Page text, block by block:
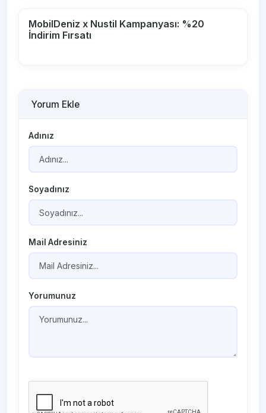
MobilDeniz x Nustil Kampanyası: %20
İndirim Fırsatı
Yorum Ekle
Adınız
Soyadınız
Mail Adresiniz
Yorumunuz